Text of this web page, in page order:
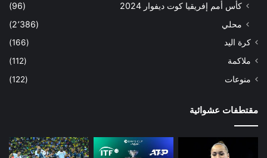
كأس أمم إفريقيا كوت ديفوار 2024
(96)
محلي
(2٬386)
كرة اليد
(166)
ملاكمة
(112)
منوعات
(122)
مقتطفات عشوائية